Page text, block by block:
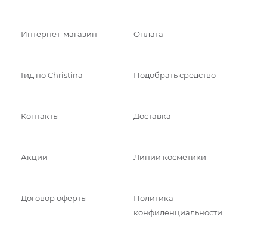
Интернет-магазин Оплата
Гид по Christina Подобрать средство
Контакты Доставка
Акции Линии косметики
Договор оферты
Политика
конфиденциальности